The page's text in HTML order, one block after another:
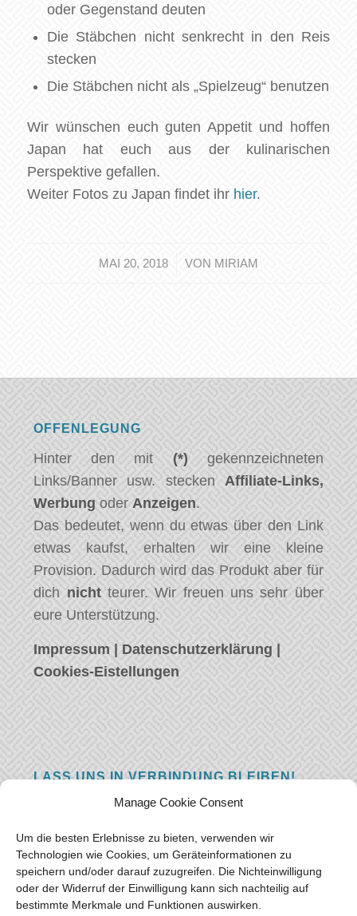
Manage Cookie Consent
Um die besten Erlebnisse zu bieten, verwenden wir
Technologien wie Cookies, um Geräteinformationen zu
speichern und/oder darauf zuzugreifen. Die Nichteinwilligung
oder der Widerruf der Einwilligung kann sich nachteilig auf
bestimmte Merkmale und Funktionen auswirken.
oder Gegenstand deuten
Die Stäbchen nicht senkrecht in den Reis
stecken
Die Stäbchen nicht als „Spielzeug“ benutzen
Wir wünschen euch guten Appetit und hoffen
Japan hat euch aus der kulinarischen
Perspektive gefallen.
Weiter Fotos zu Japan findet ihr hier.
MAI 20, 2018
/ VON MIRIAM
OFFENLEGUNG
Hinter den mit (*) gekennzeichneten
Links/Banner usw. stecken Affiliate-Links,
Werbung oderAnzeigen.
Das bedeutet, wenn du etwas über den Link
etwas kaufst, erhalten wir eine kleine
Provision. Dadurch wird das Produkt aber für
dich nichtteurer. Wir freuen uns sehr über
eure Unterstützung.
Impressum Datenschutzerklärung
Cookies-Eistellungen
LASS UNS IN VERBINDUNG BLEIBEN!
Hast eine Frage, einen Kommentar, oder
von euch hören! Hinterlasse uns eine
Nachricht und wir werden so schnell wie
möglich antworten.Vielen Dank!